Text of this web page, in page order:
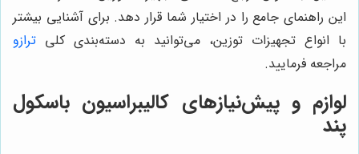
این راهنمای جامع را در اختیار شما قرار دهد. برای آشنایی بیشتر
با انواع تجهیزات توزین، می‌توانید به دسته‌بندی کلی ترازو
مراجعه فرمایید.
لوازم و پیش‌نیازهای کالیبراسیون باسکول
پند